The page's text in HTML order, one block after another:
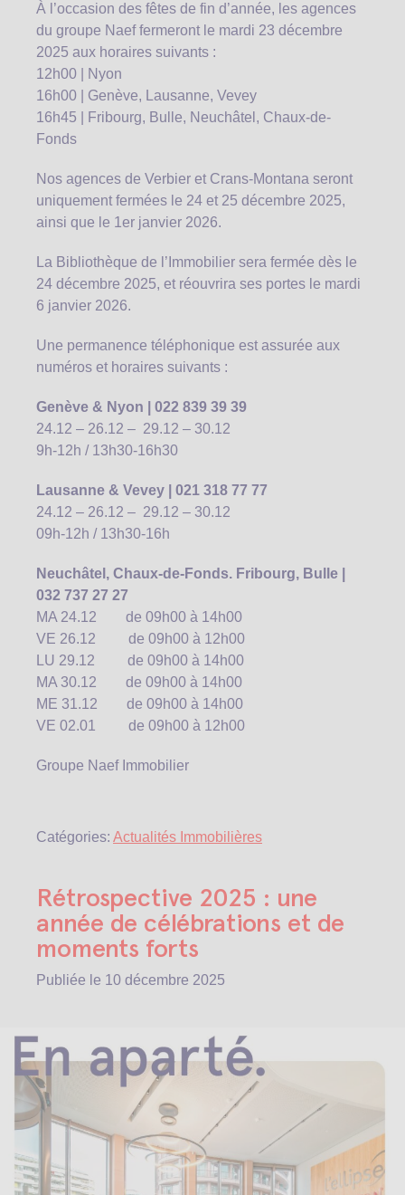
À l’occasion des fêtes de fin d’année, les agences
du groupe Naef fermeront le mardi 23 décembre
2025 aux horaires suivants :
12h00 | Nyon
16h00 | Genève, Lausanne, Vevey
16h45 | Fribourg, Bulle, Neuchâtel, Chaux-de-
Fonds
Nos agences de Verbier et Crans-Montana seront
uniquement fermées le 24 et 25 décembre 2025,
ainsi que le 1er janvier 2026.
La Bibliothèque de l’Immobilier sera fermée dès le
24 décembre 2025, et réouvrira ses portes le mardi
6 janvier 2026.
Une permanence téléphonique est assurée aux
numéros et horaires suivants :
Genève & Nyon | 022 839 39 39
24.12 – 26.12 – 29.12 – 30.12
9h-12h / 13h30-16h30
Lausanne & Vevey | 021 318 77 77
24.12 – 26.12 – 29.12 – 30.12
09h-12h / 13h30-16h
Neuchâtel, Chaux-de-Fonds. Fribourg, Bulle |
032 737 27 27
MA 24.12 de 09h00 à 14h00
VE 26.12 de 09h00 à 12h00
LU 29.12 de 09h00 à 14h00
MA 30.12 de 09h00 à 14h00
ME 31.12 de 09h00 à 14h00
VE 02.01 de 09h00 à 12h00
Groupe Naef Immobilier
Catégories: Actualités Immobilières
Rétrospective 2025 : une
année de célébrations et de
moments forts
Publiée le 10 décembre 2025